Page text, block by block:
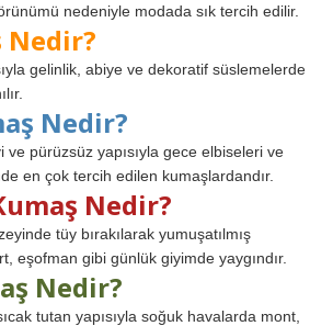
nedeniyle modada sık tercih edilir.
Nedir?
gelinlik, abiye ve dekoratif süslemelerde
Nedir?
ve pürüzsüz yapısıyla gece elbiseleri ve
en çok tercih edilen kumaşlardandır.
Nedir?
tüy bırakılarak yumuşatılmış
eşofman gibi günlük giyimde yaygındır.
Nedir?
tutan yapısıyla soğuk havalarda mont,